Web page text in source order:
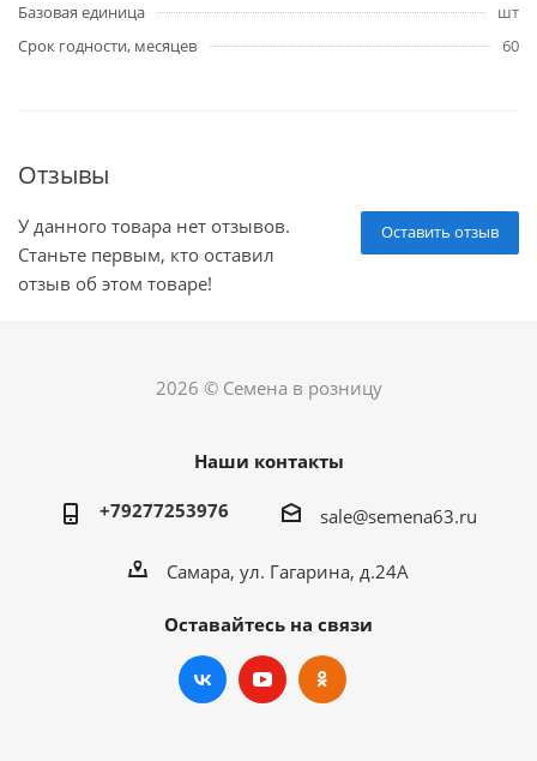
Базовая единица
шт
Срок годности, месяцев
60
Отзывы
Оставить отзыв
У данного товара нет отзывов.
Станьте первым, кто оставил
отзыв об этом товаре!
2026 © Семена в розницу
Наши контакты
+79277253976 sale@semena63.ru
Самара, ул. Гагарина, д.24А
Оставайтесь на связи